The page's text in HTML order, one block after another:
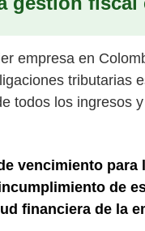
empresa en
tributarias
todos los ingresos
vencimiento para
de
financiera de la